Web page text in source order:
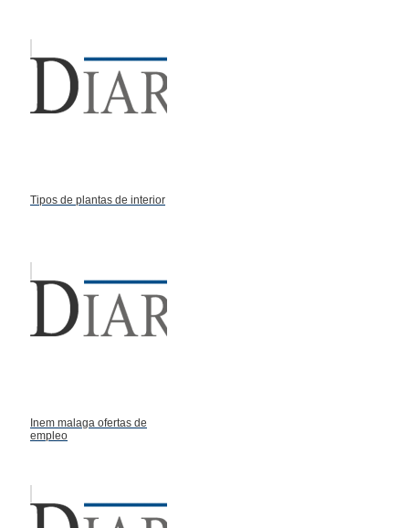
Tipos de plantas de interior
Inem malaga ofertas de
empleo